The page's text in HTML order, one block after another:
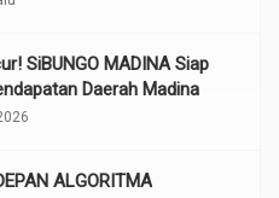
SiBUNGO MADINA Siap
Daerah Madina
ALGORITMA